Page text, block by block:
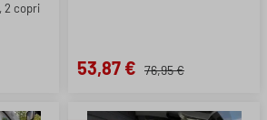
2 copri
53,87 € 76,95 €